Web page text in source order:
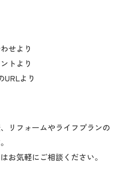
せより
トより
URLより
リフォームやライフプランの
お気軽にご相談ください。